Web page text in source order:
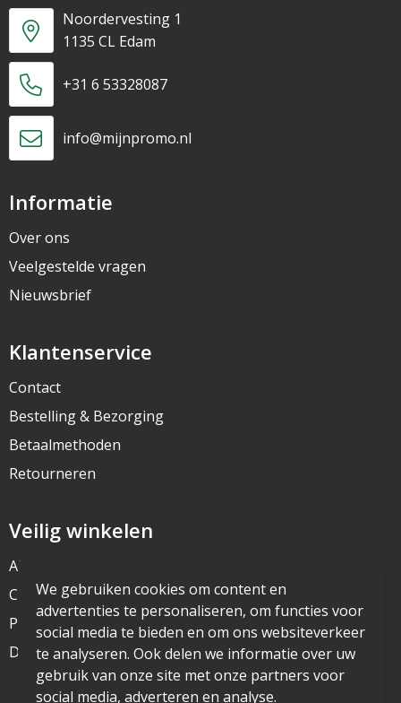
Noordervesting 1
1135 CL Edam
+31 6 53328087
info@mijnpromo.nl
Informatie
Over ons
Veelgestelde vragen
Nieuwsbrief
Klantenservice
Contact
Bestelling & Bezorging
Betaalmethoden
Retourneren
Veilig winkelen
Algemene voorwaarden
Cookieverklaring
Privacyverklaring
Disclaimer
We gebruiken cookies om content en
advertenties te personaliseren, om functies voor
social media te bieden en om ons websiteverkeer
te analyseren. Ook delen we informatie over uw
gebruik van onze site met onze partners voor
social media, adverteren en analyse.